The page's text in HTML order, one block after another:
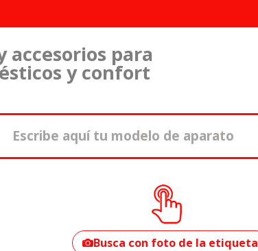
accesorios para
y confort
tu modelo?
Busca con foto de la etiqueta